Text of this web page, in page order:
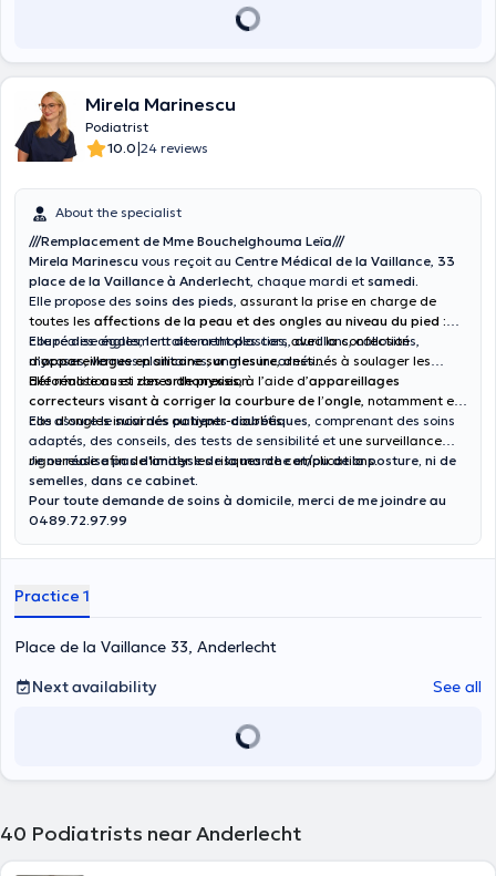
Mirela Marinescu
Podiatrist
10.0|24 reviews
About the specialist
///Remplacement de Mme Bouchelghouma Leïa///
Mirela Marinescu vous reçoit au Centre Médical de la Vaillance, 33
place de la Vaillance à Anderlecht, chaque mardi et samedi.
Elle propose des soins des pieds, assurant la prise en charge de
toutes les affections de la peau et des ongles au niveau du pied :
coupe des ongles, le traitement des cors, durillons, callosités,
mycoses, verrues plantaires, ongles incarnés...
Elle réalise également des orthoplasties,avec la confection
d’appareillages en silicone sur mesure, destinés à soulager les
déformations et zones de pression.
Elle réalise aussi desorthonyxies, à l’aide d’appareillages
correcteurs visant à corriger la courbure de l’ongle, notamment en
cas d’ongles incarnés ou hyper-courbés.
Elle assure lesuivi des patients diabétiques, comprenant des soins
adaptés, des conseils, des tests de sensibilité et une surveillance
rigoureuse afin de limiter les risques de complications.
Je ne réalise pas d'analyse de la marche et/ou de la posture, ni de
semelles, dans ce cabinet.
Pour toute demande de soins à domicile, merci de me joindre au
0489.72.97.99
Practice 1
Place de la Vaillance 33, Anderlecht
Next availability
See all
40 Podiatrists near Anderlecht